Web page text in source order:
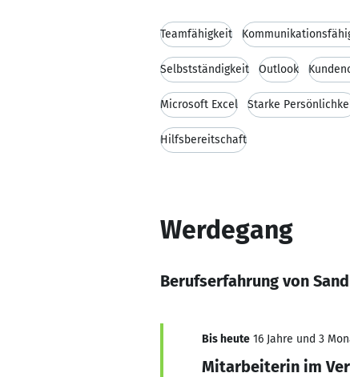
Teamfähigkeit
Selbstständigkeit Outlook
Microsoft Excel Starke
Hilfsbereitschaft
Werdegang
Berufserfahrung von
Bis heute 16 Jahre und 3
Mitarbeiterin im